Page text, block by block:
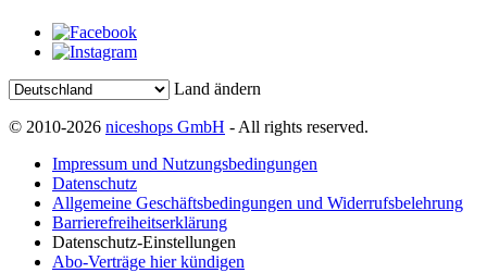
Land ändern
© 2010-2026 niceshops GmbH - All rights reserved.
Impressum und Nutzungsbedingungen
Datenschutz
Allgemeine Geschäftsbedingungen und Widerrufsbelehrung
Barrierefreiheitserklärung
Datenschutz-Einstellungen
Abo-Verträge hier kündigen